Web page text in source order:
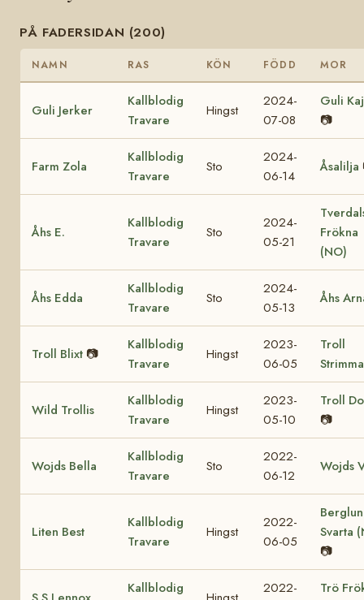
PÅ FADERSIDAN (200)
NAMN RAS KÖN FÖDD MOR
Guli Jerker
Kallblodig
Travare
Hingst
2024-
07-08
Guli
📷
Farm Zola
Kallblodig
Travare
Sto
2024-
06-14
Åsalilja
Åhs E.
Kallblodig
Travare
Sto
2024-
05-21
Frökna
(NO)
Åhs Edda
Kallblodig
Travare
Sto
2024-
05-13
Åhs
Troll Blixt 📷
Kallblodig
Travare
Hingst
2023-
06-05
Troll
Strimma
Wild Trollis
Kallblodig
Travare
Hingst
2023-
05-10
Troll
📷
Wojds Bella
Kallblodig
Travare
Sto
2022-
06-12
Wojds
Liten Best
Kallblodig
Travare
Hingst
2022-
06-05
Svarta
📷
Kallblodig
2022-
Trö